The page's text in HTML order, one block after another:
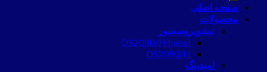
صفحه اصلی
محصولات
تیشوپروسسور
DS2080/H (new)
DS2080/H
امبدینگ